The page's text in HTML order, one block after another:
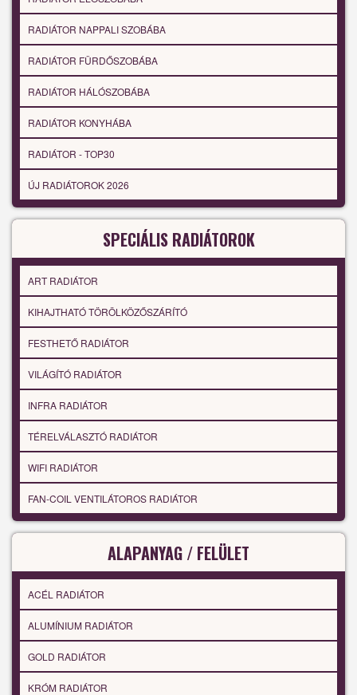
RADIÁTOR NAPPALI SZOBÁBA
RADIÁTOR FÜRDŐSZOBÁBA
RADIÁTOR HÁLÓSZOBÁBA
RADIÁTOR KONYHÁBA
RADIÁTOR - TOP30
ÚJ RADIÁTOROK 2026
SPECIÁLIS RADIÁTOROK
ART RADIÁTOR
KIHAJTHATÓ TÖRÖLKÖZŐSZÁRÍTÓ
FESTHETŐ RADIÁTOR
VILÁGÍTÓ RADIÁTOR
INFRA RADIÁTOR
TÉRELVÁLASZTÓ RADIÁTOR
WIFI RADIÁTOR
FAN-COIL VENTILÁTOROS RADIÁTOR
ALAPANYAG / FELÜLET
ACÉL RADIÁTOR
ALUMÍNIUM RADIÁTOR
GOLD RADIÁTOR
KRÓM RADIÁTOR